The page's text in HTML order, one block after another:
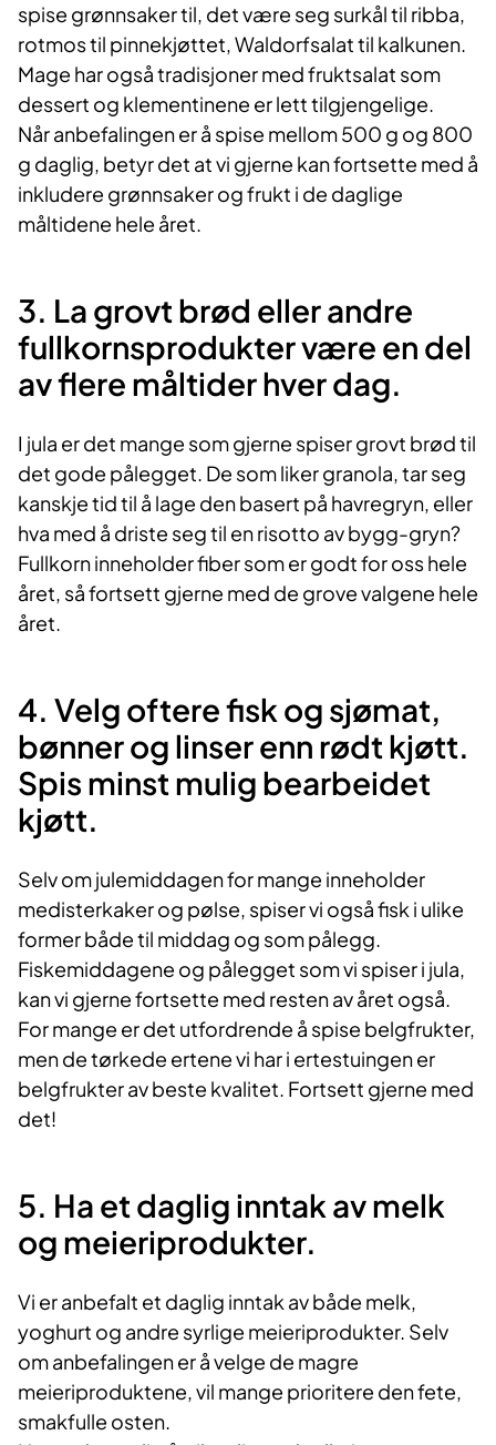
spise grønnsaker til, det være seg surkål til ribba,
rotmos til pinnekjøttet, Waldorfsalat til kalkunen.
Mage har også tradisjoner med fruktsalat som
dessert og klementinene er lett tilgjengelige.
Når anbefalingen er å spise mellom 500 g og 800
g daglig, betyr det at vi gjerne kan fortsette med å
inkludere grønnsaker og frukt i de daglige
måltidene hele året.
3. La grovt brød eller andre
fullkornsprodukter være en del
av flere måltider hver dag.
I jula er det mange som gjerne spiser grovt brød til
det gode pålegget. De som liker granola, tar seg
kanskje tid til å lage den basert på havregryn, eller
hva med å driste seg til en risotto av bygg-gryn?
Fullkorn inneholder fiber som er godt for oss hele
året, så fortsett gjerne med de grove valgene hele
året.
4. Velg oftere fisk og sjømat,
bønner og linser enn rødt kjøtt.
Spis minst mulig bearbeidet
kjøtt.
Selv om julemiddagen for mange inneholder
medisterkaker og pølse, spiser vi også fisk i ulike
former både til middag og som pålegg.
Fiskemiddagene og pålegget som vi spiser i jula,
kan vi gjerne fortsette med resten av året også.
For mange er det utfordrende å spise belgfrukter,
men de tørkede ertene vi har i ertestuingen er
belgfrukter av beste kvalitet. Fortsett gjerne med
det!
5. Ha et daglig inntak av melk
og meieriprodukter.
Vi er anbefalt et daglig inntak av både melk,
yoghurt og andre syrlige meieriprodukter. Selv
om anbefalingen er å velge de magre
meieriproduktene, vil mange prioritere den fete,
smakfulle osten.